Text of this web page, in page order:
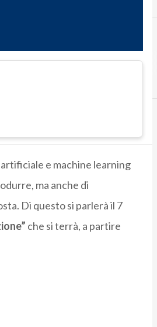
e machine learning
ma anche di
Di questo si parlerà il 7
che si terrà, a partire